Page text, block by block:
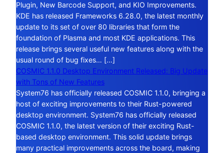
Plugin, New Barcode Support, and KIO Improvements.
KDE has released Frameworks 6.28.0, the latest monthly
update to its set of over 80 libraries that form the
foundation of Plasma and most KDE applications. This
release brings several useful new features along with the
usual round of bug fixes… […]
COSMIC 1.1.0 Desktop Environment Released: Big Update
with Tons of New Features
System76 has officially released COSMIC 1.1.0, bringing a
host of exciting improvements to their Rust-powered
desktop environment. System76 has officially released
COSMIC 1.1.0, the latest version of their exciting Rust-
based desktop environment. This solid update brings
many practical improvements across the board, making